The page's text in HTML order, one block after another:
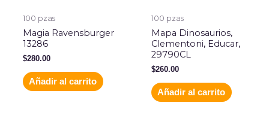
100 pzas
Magia Ravensburger
13286
$280.00
Añadir al carrito
100 pzas
Mapa Dinosaurios,
Clementoni, Educar,
29790CL
$260.00
Añadir al carrito